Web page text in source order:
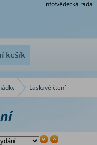
info/vědecká rada
košík
Laskavé čtení